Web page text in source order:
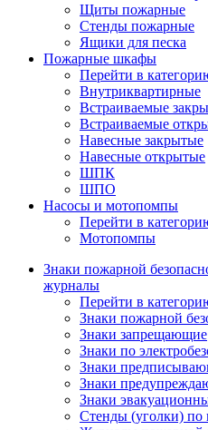
Щиты пожарные
Стенды пожарные
Ящики для песка
Пожарные шкафы
Перейти в
Внутриквартирные
Встраиваемые
Встраиваемые
Навесные закрытые
Навесные открытые
ШПК
ШПО
Насосы и мотопомпы
Перейти в
Мотопомпы
Знаки пожарной
журналы
Перейти в
Знаки пожарной
Знаки запрещающие
Знаки по
Знаки
Знаки
Знаки
Стенды (уголки) по